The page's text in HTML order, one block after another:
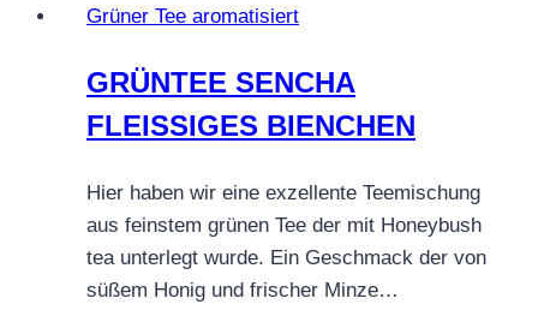
Grüner Tee aromatisiert
GRÜNTEE SENCHA
FLEISSIGES BIENCHEN
Hier haben wir eine exzellente Teemischung
aus feinstem grünen Tee der mit Honeybush
tea unterlegt wurde. Ein Geschmack der von
süßem Honig und frischer Minze…